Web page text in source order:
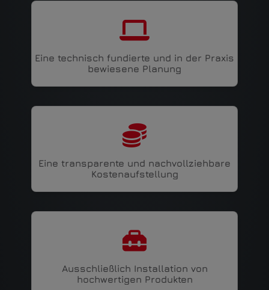
Eine technisch fundierte und in der Praxis
bewiesene Planung
Eine transparente und nachvollziehbare
Kostenaufstellung
Ausschließlich Installation von
hochwertigen Produkten